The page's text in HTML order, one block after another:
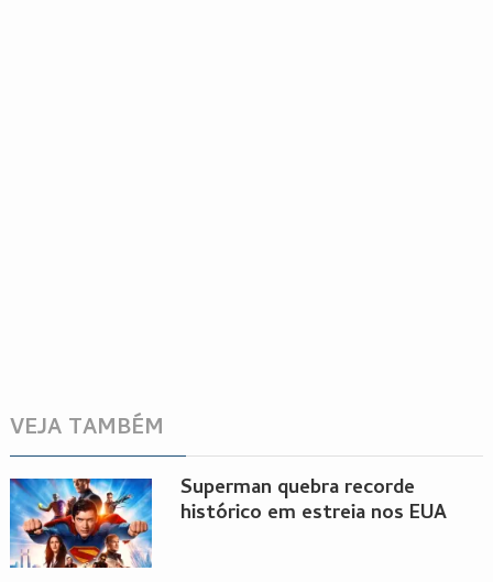
VEJA TAMBÉM
Superman quebra recorde
histórico em estreia nos EUA